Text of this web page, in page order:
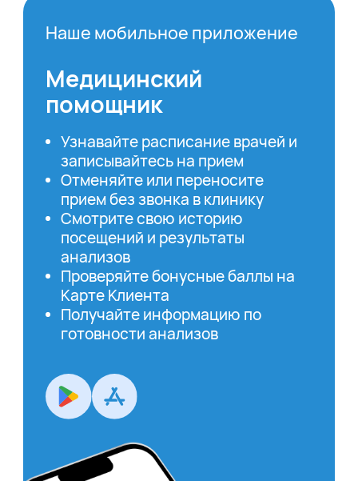
Наше мобильное приложение
Медицинский
помощник
Узнавайте расписание врачей и
записывайтесь на прием
Отменяйте или переносите
прием без звонка в клинику
Смотрите свою историю
посещений и результаты
анализов
Проверяйте бонусные баллы на
Карте Клиента
Получайте информацию по
готовности анализов